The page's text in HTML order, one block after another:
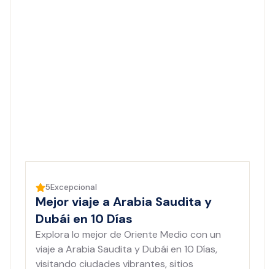
5Excepcional
Mejor viaje a Arabia Saudita y
Dubái en 10 Días
Explora lo mejor de Oriente Medio con un
viaje a Arabia Saudita y Dubái en 10 Días,
visitando ciudades vibrantes, sitios